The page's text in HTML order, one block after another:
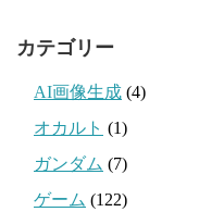
カテゴリー
AI画像生成 (4)
オカルト (1)
ガンダム (7)
ゲーム (122)